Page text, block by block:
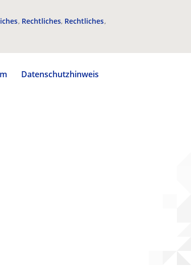
Rechtliches Rechtliches
Datenschutzhinweis